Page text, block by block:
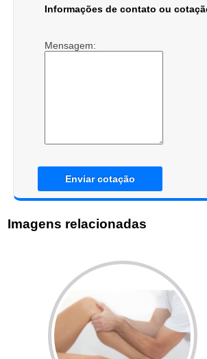
Informações de contato ou
Mensagem:
Enviar cotação
Imagens relacionadas